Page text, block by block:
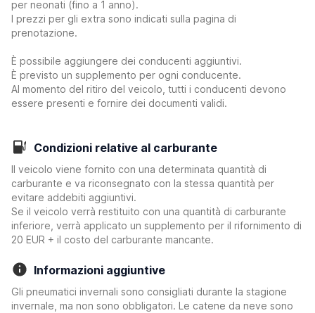
per neonati (fino a 1 anno).
I prezzi per gli extra sono indicati sulla pagina di
prenotazione.
È possibile aggiungere dei conducenti aggiuntivi.
È previsto un supplemento per ogni conducente.
Al momento del ritiro del veicolo, tutti i conducenti devono
essere presenti e fornire dei documenti validi.
Condizioni relative al carburante
Il veicolo viene fornito con una determinata quantità di
carburante e va riconsegnato con la stessa quantità per
evitare addebiti aggiuntivi.
Se il veicolo verrà restituito con una quantità di carburante
inferiore, verrà applicato un supplemento per il rifornimento di
20 EUR + il costo del carburante mancante.
Informazioni aggiuntive
Gli pneumatici invernali sono consigliati durante la stagione
invernale, ma non sono obbligatori. Le catene da neve sono